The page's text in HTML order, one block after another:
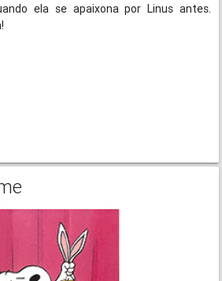
ela se apaixona por Linus antes.